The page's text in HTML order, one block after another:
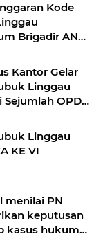
Kode
Brigadir AN
Kantor Gelar
Linggau
Sejumlah OPD
Linggau
KE VI
menilai PN
keputusan
kasus hukum